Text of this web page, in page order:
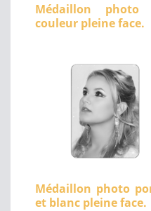
Médaillon photo
couleur pleine face.
Médaillon photo
et blanc pleine face.